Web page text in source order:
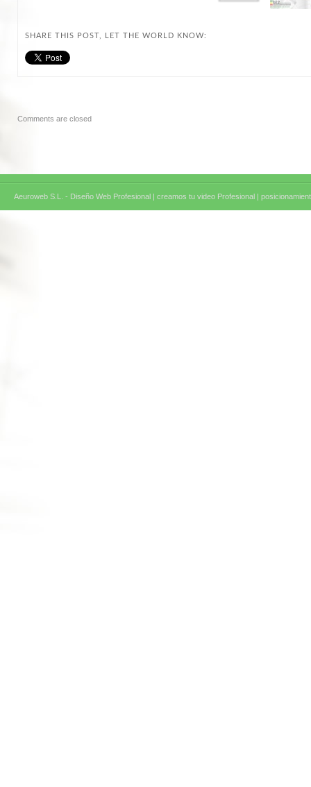
SHARE THIS POST, LET THE WORLD KNOW:
Comments are closed
Aeuroweb S.L. - Diseño Web Profesional | creamos tu video Profesional |